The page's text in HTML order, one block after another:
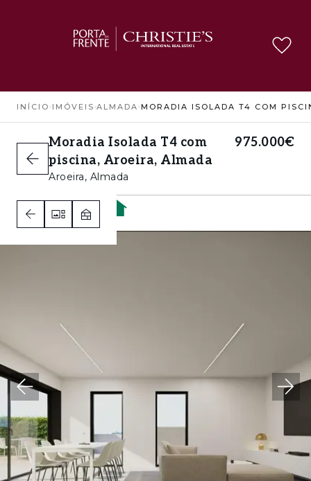
INÍCIO › IMÓVEIS ›ALMADA ›
Moradia Isolada T4 com
piscina, Aroeira, Almada
Aroeira, Almada
975.000€